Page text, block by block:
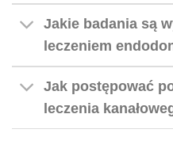
Jakie badania są
leczeniem
Jak postępować
leczenia